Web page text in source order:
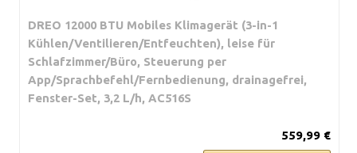
DREO 12000 BTU Mobiles Klimagerät (3-in-1
Kühlen/Ventilieren/Entfeuchten), leise für
Schlafzimmer/Büro, Steuerung per
App/Sprachbefehl/Fernbedienung, drainagefrei,
Fenster-Set, 3,2 L/h, AC516S
559,99 €